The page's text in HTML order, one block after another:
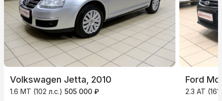
Volkswagen Jetta, 2010
1.6 MT (102 л.с.) 505 000 ₽
Ford
2.3 AT